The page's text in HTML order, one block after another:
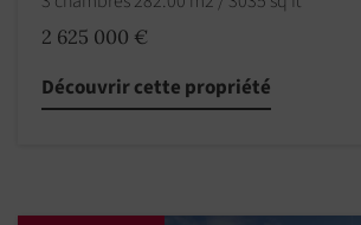
2 625 000 €
Découvrir cette propriété